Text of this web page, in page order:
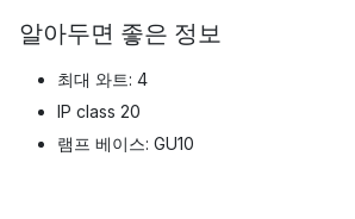
알아두면 좋은 정보
최대 와트: 4
IP class 20
램프 베이스: GU10